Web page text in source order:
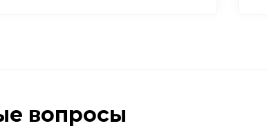
вопросы